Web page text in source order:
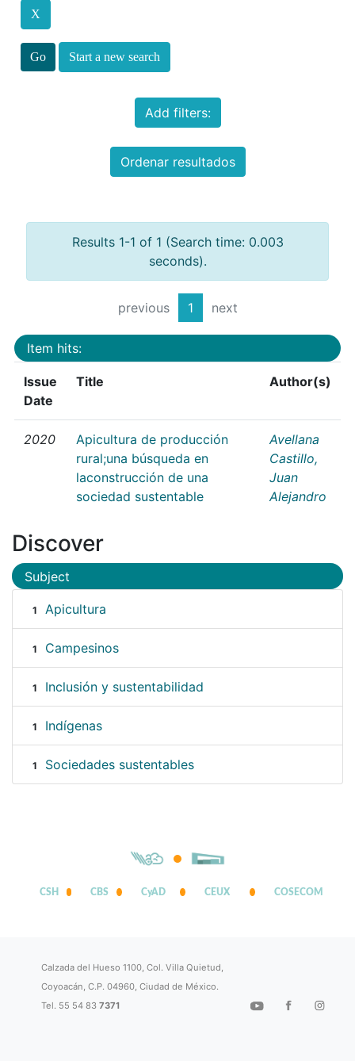
Start a new search
Add filters:
Ordenar resultados
Results 1-1 of 1 (Search time: 0.003
seconds).
previous 1 next
Item hits:
Issue
Date
Title Author(s)
2020
Apicultura de producción
rural;una búsqueda en
laconstrucción de una
sociedad sustentable
Avellana
Castillo,
Juan
Alejandro
Discover
Subject
1 Apicultura
1 Campesinos
1 Inclusión y sustentabilidad
1 Indígenas
1 Sociedades sustentables
CSH CBS CyAD CEUX COSECOM
Calzada del Hueso 1100, Col. Villa Quietud,
Coyoacán, C.P. 04960, Ciudad de México.
Tel. 55 54 837371